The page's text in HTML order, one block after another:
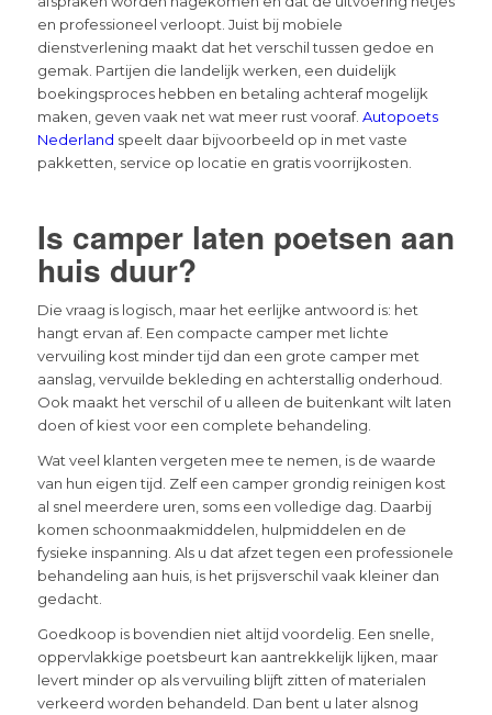
en professioneel verloopt. Juist bij mobiele
dienstverlening maakt dat het verschil tussen gedoe en
gemak. Partijen die landelijk werken, een duidelijk
boekingsproces hebben en betaling achteraf mogelijk
maken, geven vaak net wat meer rust vooraf. Autopoets
Nederland speelt daar bijvoorbeeld op in met vaste
pakketten, service op locatie en gratis voorrijkosten.
Is camper laten poetsen aan
huis duur?
Die vraag is logisch, maar het eerlijke antwoord is: het
hangt ervan af. Een compacte camper met lichte
vervuiling kost minder tijd dan een grote camper met
aanslag, vervuilde bekleding en achterstallig onderhoud.
Ook maakt het verschil of u alleen de buitenkant wilt laten
doen of kiest voor een complete behandeling.
Wat veel klanten vergeten mee te nemen, is de waarde
van hun eigen tijd. Zelf een camper grondig reinigen kost
al snel meerdere uren, soms een volledige dag. Daarbij
komen schoonmaakmiddelen, hulpmiddelen en de
fysieke inspanning. Als u dat afzet tegen een professionele
behandeling aan huis, is het prijsverschil vaak kleiner dan
gedacht.
Goedkoop is bovendien niet altijd voordelig. Een snelle,
oppervlakkige poetsbeurt kan aantrekkelijk lijken, maar
levert minder op als vervuiling blijft zitten of materialen
verkeerd worden behandeld. Dan bent u later alsnog